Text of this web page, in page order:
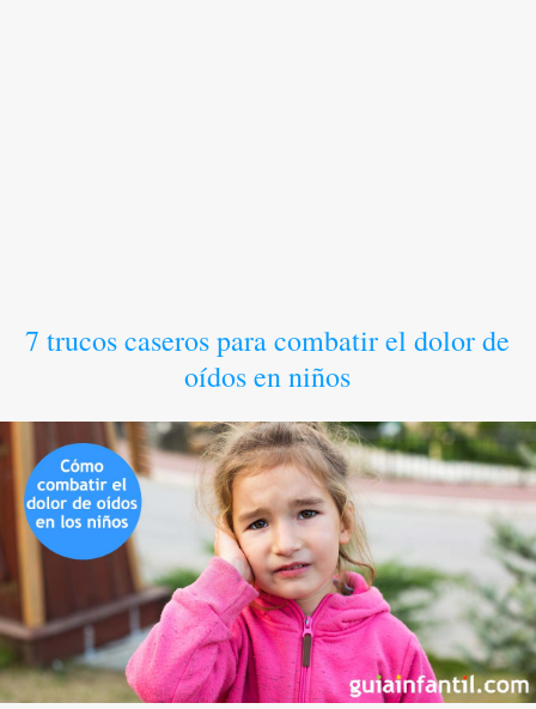
7 trucos caseros para combatir el dolor de
oídos en niños